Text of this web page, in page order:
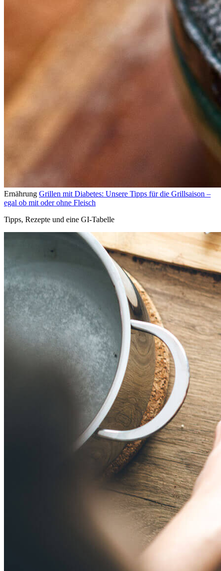
Ernährung Grillen mit Diabetes: Unsere Tipps für die Grillsaison –
egal ob mit oder ohne Fleisch
Tipps, Rezepte und eine GI-Tabelle